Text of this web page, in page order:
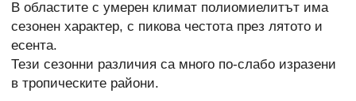
В областите с умерен климат полиомиелитът има
сезонен характер, с пикова честота през лятото и
есента.
Тези сезонни различия са много по-слабо изразени
в тропическите райони.